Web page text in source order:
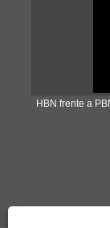
​HBN frente a